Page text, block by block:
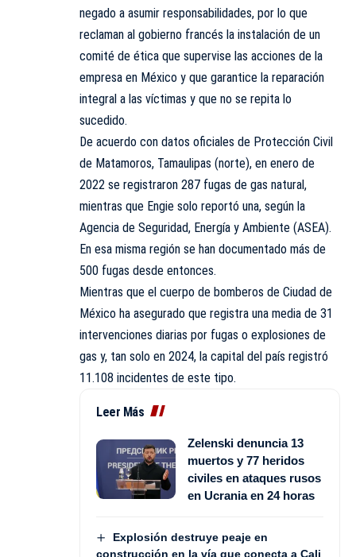
negado a asumir responsabilidades, por lo que
reclaman al gobierno francés la instalación de un
comité de ética que supervise las acciones de la
empresa en México y que garantice la reparación
integral a las víctimas y que no se repita lo
sucedido.
De acuerdo con datos oficiales de Protección Civil
de Matamoros, Tamaulipas (norte), en enero de
2022 se registraron 287 fugas de gas natural,
mientras que Engie solo reportó una, según la
Agencia de Seguridad, Energía y Ambiente (ASEA).
En esa misma región se han documentado más de
500 fugas desde entonces.
Mientras que el cuerpo de bomberos de Ciudad de
México ha asegurado que registra una media de 31
intervenciones diarias por fugas o explosiones de
gas y, tan solo en 2024, la capital del país registró
11.108 incidentes de este tipo.
Leer Más
Zelenski denuncia 13
muertos y 77 heridos
civiles en ataques rusos
en Ucrania en 24 horas
Explosión destruye peaje en
construcción en la vía que conecta a Cali